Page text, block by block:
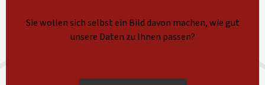
Sie wollen sich selbst ein Bild davon machen, wie gut
unsere Daten zu Ihnen passen?